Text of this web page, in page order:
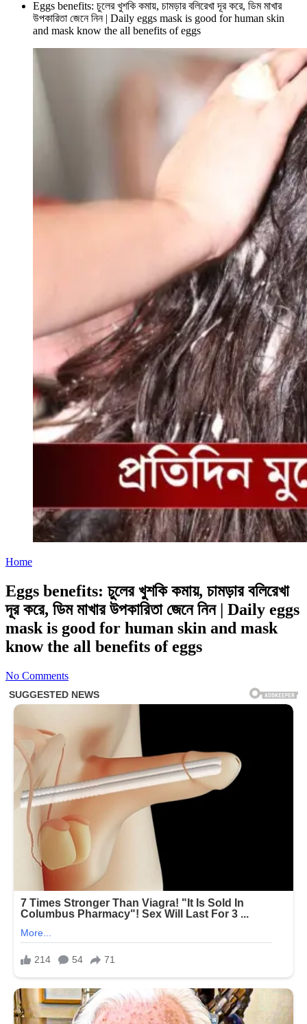
Eggs benefits: চুলের খুশকি কমায়, চামড়ার বলিরেখা দূর করে, ডিম মাখার
উপকারিতা জেনে নিন | Daily eggs mask is good for human skin
and mask know the all benefits of eggs
Home
Eggs benefits: চুলের খুশকি কমায়, চামড়ার বলিরেখা
দূর করে, ডিম মাখার উপকারিতা জেনে নিন | Daily eggs
mask is good for human skin and mask
know the all benefits of eggs
No Comments